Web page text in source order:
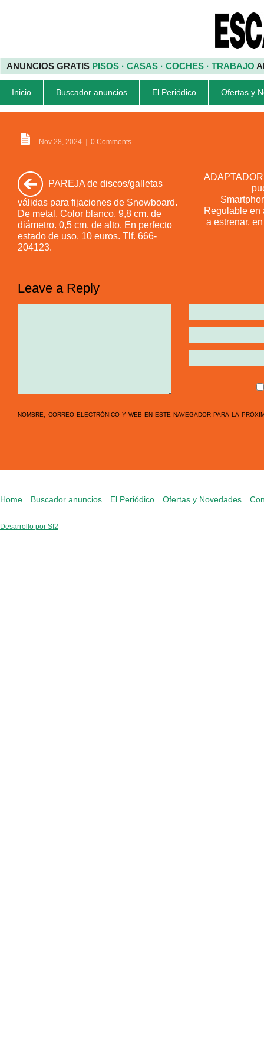
ANUNCIOS GRATIS PISOS · CASAS · COCHES · TRABAJO
Inicio Buscador anuncios El Periódico Ofertas y
Nov 28, 2024 0 Comments
PAREJA de discos/galletas
válidas para fijaciones de Snowboard.
De metal. Color blanco. 9,8 cm. de
diámetro. 0,5 cm. de alto. En perfecto
estado de uso. 10 euros. Tlf. 666-
204123.
Regulable en
a estrenar,
Leave a Reply
nombre, correo electrónico y web en este navegador para la
Home Buscador anuncios El Periódico Ofertas y Novedades
Desarrollo por SI2